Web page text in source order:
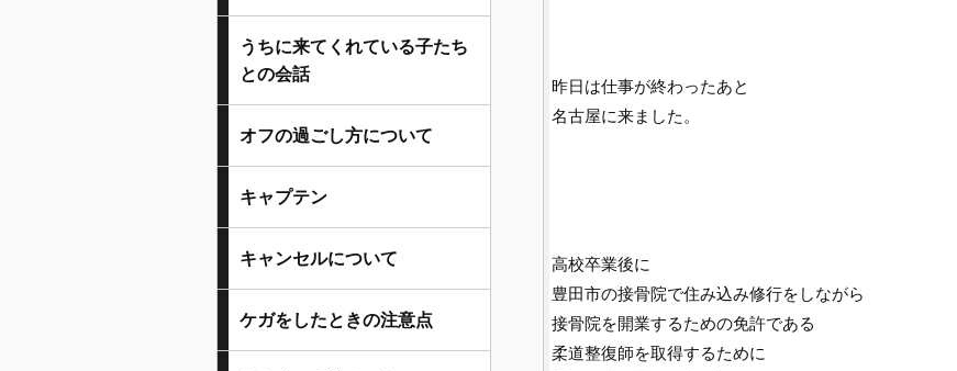
昨日は仕事が終わったあと
名古屋に来ました。
高校卒業後に
豊田市の接骨院で住み込み修行をしながら
接骨院を開業するための免許である
柔道整復師を取得するために
うちに来てくれている子たち
との会話
オフの過ごし方について
キャプテン
キャンセルについて
ケガをしたときの注意点